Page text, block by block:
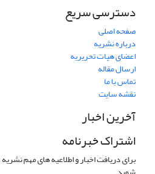
دسترسی سریع
صفحه اصلی
درباره نشریه
اعضای هیات تحریریه
ارسال مقاله
تماس با ما
نقشه سایت
آخرین اخبار
اشتراک خبرنامه
برای دریافت اخبار و اطلاعیه های مهم